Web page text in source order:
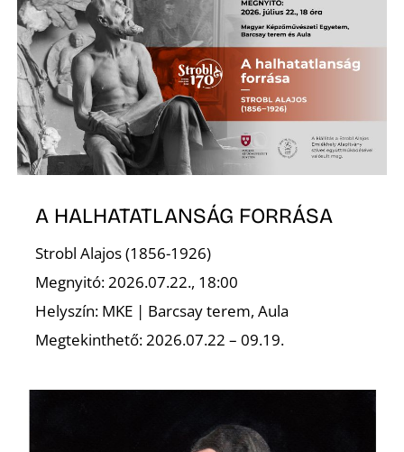
A HALHATATLANSÁG FORRÁSA
Strobl Alajos (1856-1926)
Megnyitó: 2026.07.22., 18:00
Helyszín: MKE | Barcsay terem, Aula
Megtekinthető: 2026.07.22 – 09.19.